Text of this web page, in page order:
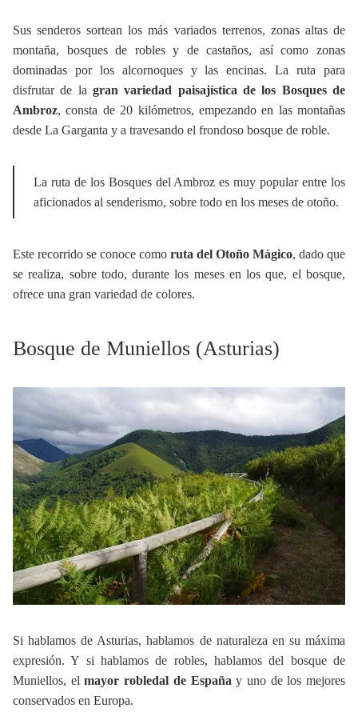
Sus senderos sortean los más variados terrenos, zonas altas de
montaña, bosques de robles y de castaños, así como zonas
dominadas por los alcornoques y las encinas. La ruta para
disfrutar de la gran variedad paisajística de los Bosques de
Ambroz, consta de 20 kilómetros, empezando en las montañas
desde La Garganta y a travesando el frondoso bosque de roble.
La ruta de los Bosques del Ambroz es muy popular entre los
aficionados al senderismo, sobre todo en los meses de otoño.
Este recorrido se conoce como ruta del Otoño Mágico, dado que
se realiza, sobre todo, durante los meses en los que, el bosque,
ofrece una gran variedad de colores.
Bosque de Muniellos (Asturias)
Si hablamos de Asturias, hablamos de naturaleza en su máxima
expresión. Y si hablamos de robles, hablamos del bosque de
Muniellos, elmayor robledal de Españay uno de los mejores
conservados en Europa.